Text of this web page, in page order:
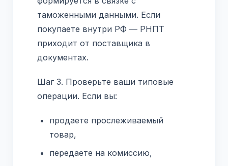
таможенными данными. Если
покупаете внутри РФ — РНПТ
приходит от поставщика в
документах.
Шаг 3. Проверьте ваши типовые
операции. Если вы:
продаете прослеживаемый
товар,
передаете на комиссию,